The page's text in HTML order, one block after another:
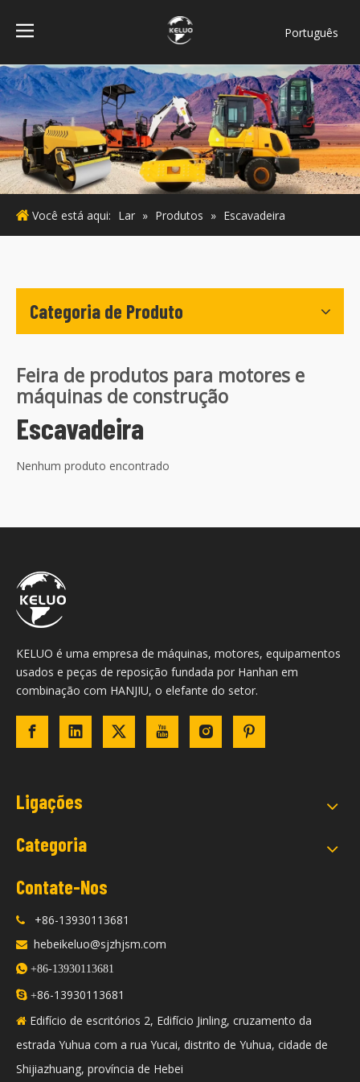
Português
Bahasa
indonesia
Türk dili
ไทย
Italiano
Deutsch
English
Você está aqui: Lar » Produtos » Escavadeira
Categoria de Produto
Feira de produtos para motores e
máquinas de construção
Escavadeira
Nenhum produto encontrado
KELUO é uma empresa de máquinas, motores, equipamentos
usados ​​e peças de reposição fundada por Hanhan em
combinação com HANJIU, o elefante do setor.
Ligações
Categoria
Contate-Nos
 +86-13930113681
 hebeikeluo@sjzhjsm.com
 +86-13930113681
 +86-13930113681
 Edifício de escritórios 2, Edifício Jinling, cruzamento da
estrada Yuhua com a rua Yucai, distrito de Yuhua, cidade de
Shijiazhuang, província de Hebei